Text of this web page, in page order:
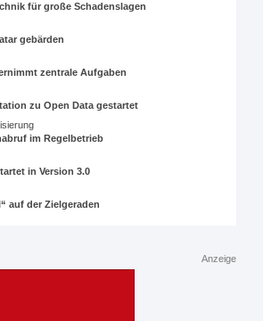
für große Schadenslagen
gebärden
zentrale Aufgaben
zu Open Data gestartet
im Regelbetrieb
in Version 3.0
auf der Zielgeraden
Anzeige